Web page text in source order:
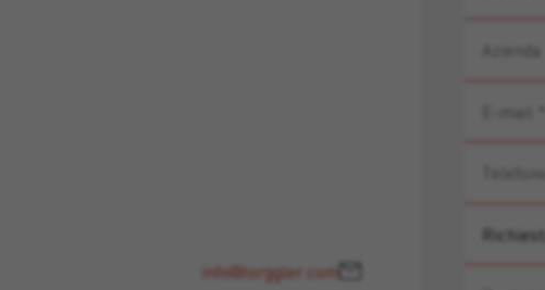
info@torggler.com